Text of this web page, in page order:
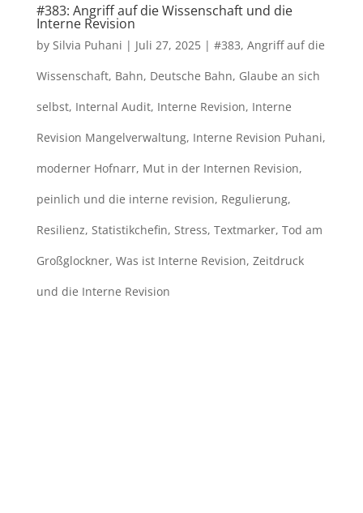
#383: Angriff auf die Wissenschaft und die
Interne Revision
by Silvia Puhani | Juli 27, 2025| #383, Angriff auf die
Wissenschaft, Bahn, Deutsche Bahn, Glaube an sich
selbst, Internal Audit, Interne Revision, Interne
Revision Mangelverwaltung, Interne Revision Puhani,
moderner Hofnarr, Mut in der Internen Revision,
peinlich und die interne revision, Regulierung,
Resilienz, Statistikchefin, Stress, Textmarker, Tod am
Großglockner, Was ist Interne Revision, Zeitdruck
und die Interne Revision